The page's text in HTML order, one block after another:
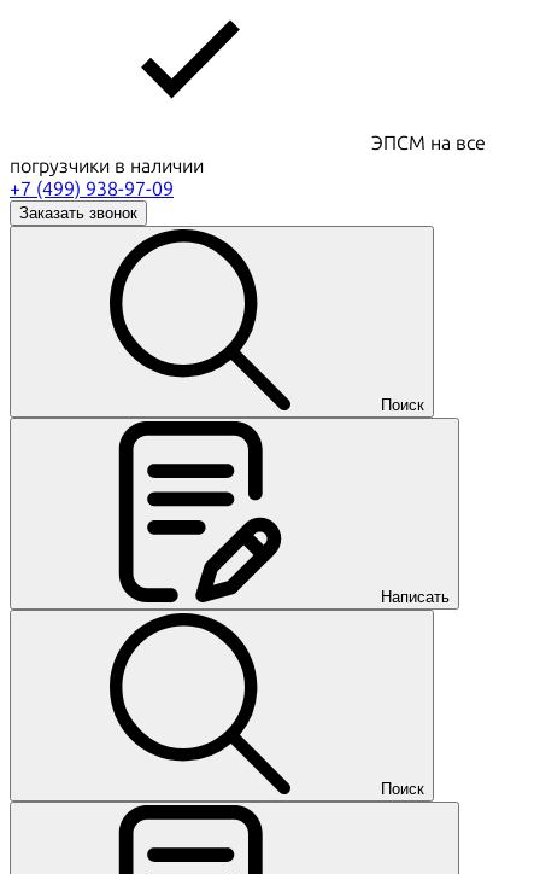
ЭПСМ на все
погрузчики в наличии
+7 (499) 938-97-09
Заказать звонок
Поиск
Написать
Поиск